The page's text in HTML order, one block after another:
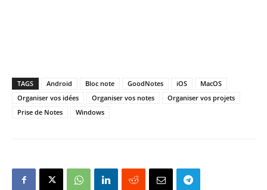
TAGS Android Bloc note GoodNotes iOS
MacOS
Organiser vos idées
Organiser vos notes
Organiser vos projets
Prise de Notes
Windows